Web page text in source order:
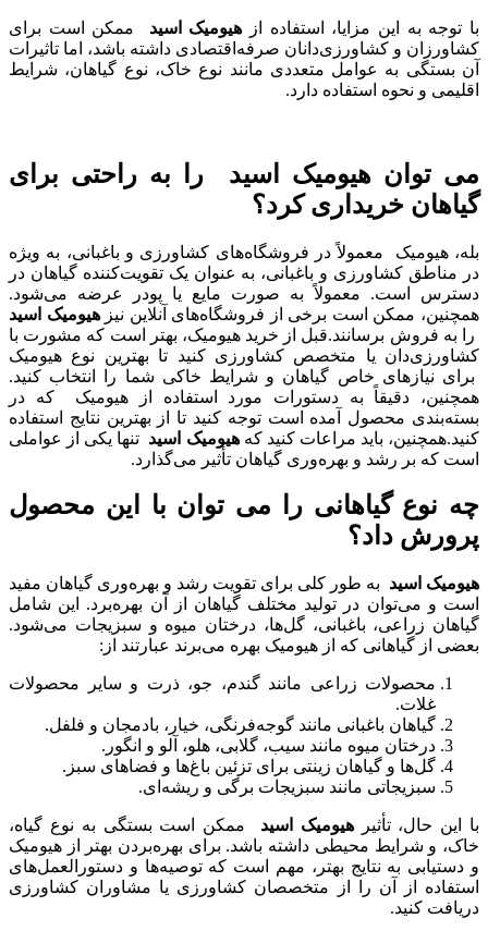
با توجه به این مزایا، استفاده از هیومیک اسید ممکن است برای
کشاورزان و کشاورزی‌دانان صرفه‌اقتصادی داشته باشد، اما تاثیرات
آن بستگی به عوامل متعددی مانند نوع خاک، نوع گیاهان، شرایط
اقلیمی و نحوه استفاده دارد.
می توان هیومیک اسید را به راحتی برای
گیاهان خریداری کرد؟
بله، هیومیک معمولاً در فروشگاه‌های کشاورزی و باغبانی، به ویژه
در مناطق کشاورزی و باغبانی، به عنوان یک تقویت‌کننده گیاهان در
دسترس است. معمولاً به صورت مایع یا پودر عرضه می‌شود.
همچنین، ممکن است برخی از فروشگاه‌های آنلاین نیزهیومیک اسید
را به فروش برسانند.قبل از خرید هیومیک، بهتر است که مشورت با
کشاورزی‌دان یا متخصص کشاورزی کنید تا بهترین نوع هیومیک
برای نیازهای خاص گیاهان و شرایط خاکی شما را انتخاب کنید.
همچنین، دقیقاً به دستورات مورد استفاده از هیومیک که در
بسته‌بندی محصول آمده است توجه کنید تا از بهترین نتایج استفاده
کنید.همچنین، باید مراعات کنید کههیومیک اسید تنها یکی از عواملی
است که بر رشد و بهره‌وری گیاهان تأثیر می‌گذارد.
چه نوع گیاهانی را می توان با این محصول
پرورش داد؟
هیومیک اسید به طور کلی برای تقویت رشد و بهره‌وری گیاهان مفید
است و می‌توان در تولید مختلف گیاهان از آن بهره‌برد. این شامل
گیاهان زراعی، باغبانی، گل‌ها، درختان میوه و سبزیجات می‌شود.
بعضی از گیاهانی که از هیومیک بهره می‌برند عبارتند از:
محصولات زراعی مانند گندم، جو، ذرت و سایر محصولات
غلات.
گیاهان باغبانی مانند گوجه‌فرنگی، خیار، بادمجان و فلفل.
درختان میوه مانند سیب، گلابی، هلو، آلو و انگور.
گل‌ها و گیاهان زینتی برای تزئین باغ‌ها و فضاهای سبز.
سبزیجاتی مانند سبزیجات برگی و ریشه‌ای.
با این حال، تأثیر هیومیک اسید ممکن است بستگی به نوع گیاه،
خاک، و شرایط محیطی داشته باشد. برای بهره‌بردن بهتر از هیومیک
و دستیابی به نتایج بهتر، مهم است که توصیه‌ها و دستورالعمل‌های
استفاده از آن را از متخصصان کشاورزی یا مشاوران کشاورزی
دریافت کنید.